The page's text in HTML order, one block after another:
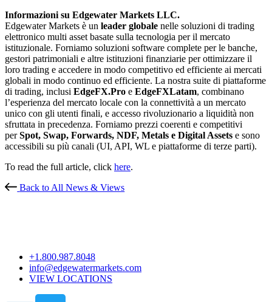
Informazioni su Edgewater Markets LLC.
Edgewater Markets è un leader globale nelle soluzioni di trading
elettronico multi asset basate sulla tecnologia per il mercato
istituzionale. Forniamo soluzioni software complete per le banche,
gestori patrimoniali e altre istituzioni finanziarie per ottimizzare il
loro trading e accedere in modo competitivo ed efficiente ai mercati
globali in modo continuo ed efficiente. La nostra suite di piattaforme
di trading, inclusi EdgeFX.Pro e EdgeFXLatam, combinano
l’esperienza del mercato locale con la connettività a un mercato
unico con gli utenti finali, e accesso rivoluzionario a liquidità non
sfruttata in precedenza. Forniamo prezzi coerenti e competitivi
perSpot, Swap, Forwards, NDF, Metals e Digital Assets e sono
accessibili su più canali (UI, API, WL e piattaforme di terze parti).
To read the full article, click here.
Back to All News & Views
+1.800.987.8048
info@edgewatermarkets.com
VIEW LOCATIONS